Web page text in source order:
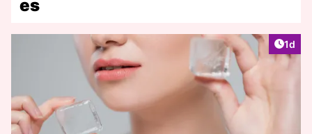
es
1d